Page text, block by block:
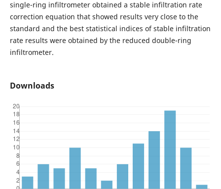
single-ring infiltrometer obtained a stable infiltration rate
correction equation that showed results very close to the
standard and the best statistical indices of stable infiltration
rate results were obtained by the reduced double-ring
infiltrometer.
Downloads